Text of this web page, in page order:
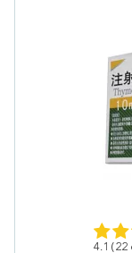
Витаминные
4.1 (22